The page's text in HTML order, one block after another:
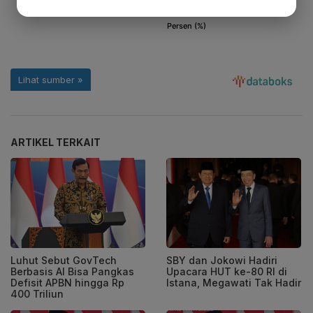
ARTIKEL TERKAIT
Luhut Sebut GovTech
Berbasis AI Bisa Pangkas
Defisit APBN hingga Rp
400 Triliun
SBY dan Jokowi Hadiri
Upacara HUT ke-80 RI di
Istana, Megawati Tak Hadir